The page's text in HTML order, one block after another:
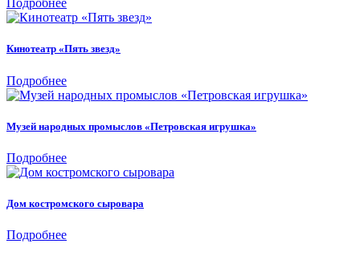
Подробнее
Кинотеатр «Пять звезд»
Подробнее
Музей народных промыслов «Петровская игрушка»
Подробнее
Дом костромского сыровара
Подробнее